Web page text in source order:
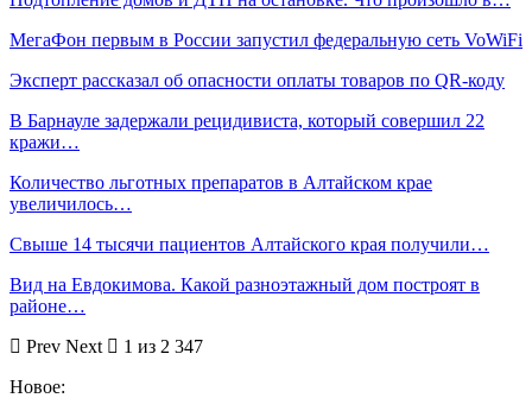
МегаФон первым в России запустил федеральную сеть VoWiFi
Эксперт рассказал об опасности оплаты товаров по QR-коду
В Барнауле задержали рецидивиста, который совершил 22
кражи…
Количество льготных препаратов в Алтайском крае
увеличилось…
Свыше 14 тысячи пациентов Алтайского края получили…
Вид на Евдокимова. Какой разноэтажный дом построят в
районе…
Prev Next
1 из 2 347
Новое: